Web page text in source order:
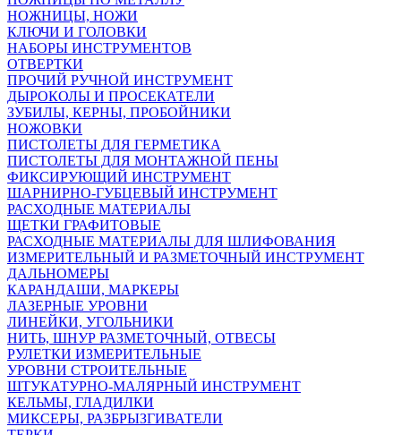
НОЖНИЦЫ, НОЖИ
КЛЮЧИ И ГОЛОВКИ
НАБОРЫ ИНСТРУМЕНТОВ
ОТВЕРТКИ
ПРОЧИЙ РУЧНОЙ ИНСТРУМЕНТ
ДЫРОКОЛЫ И ПРОСЕКАТЕЛИ
ЗУБИЛЫ, КЕРНЫ, ПРОБОЙНИКИ
НОЖОВКИ
ПИСТОЛЕТЫ ДЛЯ ГЕРМЕТИКА
ПИСТОЛЕТЫ ДЛЯ МОНТАЖНОЙ ПЕНЫ
ФИКСИРУЮЩИЙ ИНСТРУМЕНТ
ШАРНИРНО-ГУБЦЕВЫЙ ИНСТРУМЕНТ
РАСХОДНЫЕ МАТЕРИАЛЫ
ЩЕТКИ ГРАФИТОВЫЕ
РАСХОДНЫЕ МАТЕРИАЛЫ ДЛЯ ШЛИФОВАНИЯ
ИЗМЕРИТЕЛЬНЫЙ И РАЗМЕТОЧНЫЙ ИНСТРУМЕНТ
ДАЛЬНОМЕРЫ
КАРАНДАШИ, МАРКЕРЫ
ЛАЗЕРНЫЕ УРОВНИ
ЛИНЕЙКИ, УГОЛЬНИКИ
НИТЬ, ШНУР РАЗМЕТОЧНЫЙ, ОТВЕСЫ
РУЛЕТКИ ИЗМЕРИТЕЛЬНЫЕ
УРОВНИ СТРОИТЕЛЬНЫЕ
ШТУКАТУРНО-МАЛЯРНЫЙ ИНСТРУМЕНТ
КЕЛЬМЫ, ГЛАДИЛКИ
МИКСЕРЫ, РАЗБРЫЗГИВАТЕЛИ